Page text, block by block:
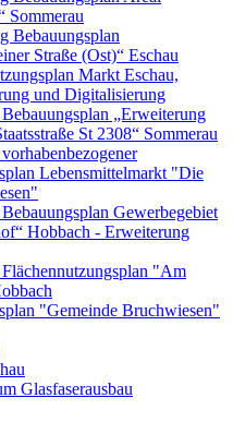
Sommerau
Bebauungsplan
Straße (Ost)“ Eschau
Markt Eschau,
und Digitalisierung
„Erweiterung
St 2308“ Sommerau
Lebensmittelmarkt "Die
Gewerbegebiet
Hobbach - Erweiterung
"Am
"Gemeinde Bruchwiesen"
Glasfaserausbau